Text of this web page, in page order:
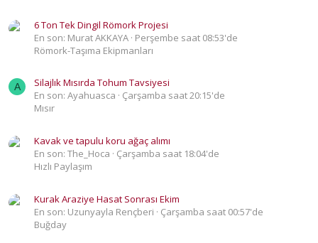
6 Ton Tek Dingil Römork Projesi
En son: Murat AKKAYA Perşembe saat 08:53'de
Römork-Taşıma Ekipmanları
A
Silajlık Mısırda Tohum Tavsiyesi
En son: Ayahuasca
Çarşamba saat 20:15'de
Mısır
Kavak ve tapulu koru ağaç alımı
En son: The_Hoca
Çarşamba saat 18:04'de
Hızlı Paylaşım
Kurak Araziye Hasat Sonrası Ekim
En son: Uzunyayla Rençberi
Çarşamba saat 00:57'de
Buğday